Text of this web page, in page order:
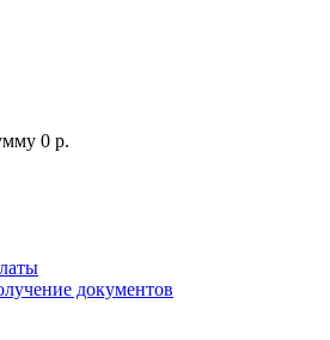
0 р.
документов